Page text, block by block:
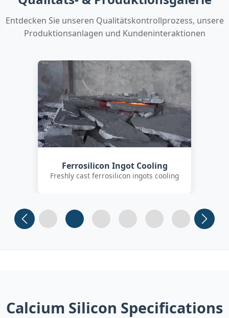
Entdecken Sie unseren Qualitätskontrollprozess, unsere
Produktionsanlagen und Kundeninteraktionen
Customer Quality Check
International clients inspecting FeSi
inoculant
Slide 1 Slide 2 Slide 3 (current)
Slide 4 Slide 5 Slide 6
Calcium Silicon Specifications